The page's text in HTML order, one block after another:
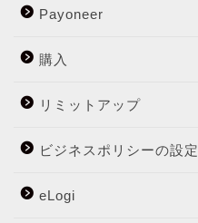
Payoneer
購入
リミットアップ
ビジネスポリシーの設定
eLogi